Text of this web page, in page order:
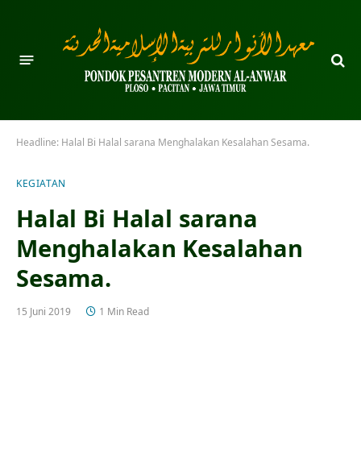
Headline: Halal Bi Halal sarana Menghalakan Kesalahan Sesama.
KEGIATAN
Halal Bi Halal sarana
Menghalakan Kesalahan
Sesama.
15 Juni 2019 1 Min Read